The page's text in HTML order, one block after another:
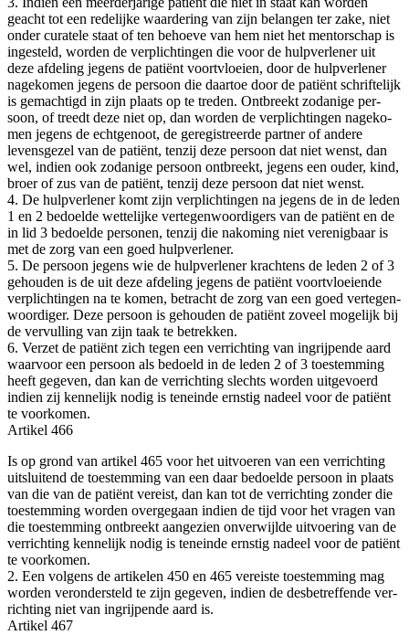
geacht tot een rede­lij­ke waar­de­ring van zijn belan­gen ter zake, niet
onder cura­te­le staat of ten behoe­ve van hem niet het men­tor­schap is
inge­steld, wor­den de ver­plich­tin­gen die voor de hulp­ver­le­ner uit
deze afde­ling jegens de pati­ënt voort­vloei­en, door de hulp­ver­le­ner
nage­ko­men jegens de per­soon die daar­toe door de pati­ënt schrif­te­lijk
is gemach­tigd in zijn plaats op te tre­den. Ont­breekt zoda­ni­ge per­
soon, of treedt deze niet op, dan wor­den de ver­plich­tin­gen nage­ko­
men jegens de echt­ge­noot, de gere­gi­streer­de part­ner of ande­re
levens­ge­zel van de pati­ënt, ten­zij deze per­soon dat niet wenst, dan
wel, indien ook zoda­ni­ge per­soon ont­breekt, jegens een ouder, kind,
broer of zus van de pati­ënt, ten­zij deze per­soon dat niet wenst.
4. De hulp­ver­le­ner komt zijn ver­plich­tin­gen na jegens de in de leden
1 en 2 bedoel­de wet­te­lij­ke ver­te­gen­woor­di­gers van de pati­ënt en de
in lid 3 bedoel­de per­so­nen, ten­zij die nako­ming niet ver­e­nig­baar is
met de zorg van een goed hulpverlener.
5. De per­soon jegens wie de hulp­ver­le­ner krach­tens de leden 2 of 3
gehou­den is de uit deze afde­ling jegens de pati­ënt voort­vloei­en­de
ver­plich­tin­gen na te komen, betracht de zorg van een goed ver­te­gen­
woor­di­ger. Deze per­soon is gehou­den de pati­ënt zoveel moge­lijk bij
de ver­vul­ling van zijn taak te betrekken.
6. Ver­zet de pati­ënt zich tegen een ver­rich­ting van ingrij­pen­de aard
waar­voor een per­soon als bedoeld in de leden 2 of 3 toe­stem­ming
heeft gege­ven, dan kan de ver­rich­ting slechts wor­den uit­ge­voerd
indien zij ken­ne­lijk nodig is ten­ein­de ern­stig nadeel voor de pati­ënt
te voorkomen.
Arti­kel 466
Is op grond van arti­kel 465 voor het uit­voe­ren van een ver­rich­ting
uit­slui­tend de toe­stem­ming van een daar bedoel­de per­soon in plaats
van die van de pati­ënt ver­eist, dan kan tot de ver­rich­ting zon­der die
toe­stem­ming wor­den over­ge­gaan indien de tijd voor het vra­gen van
die toe­stem­ming ont­breekt aan­ge­zien onver­wijl­de uit­voe­ring van de
ver­rich­ting ken­ne­lijk nodig is ten­ein­de ern­stig nadeel voor de pati­ënt
te voorkomen.
2. Een vol­gens de arti­ke­len 450 en 465 ver­eis­te toe­stem­ming mag
wor­den ver­on­der­steld te zijn gege­ven, indien de des­be­tref­fen­de ver­
rich­ting niet van ingrij­pen­de aard is.
Arti­kel 467